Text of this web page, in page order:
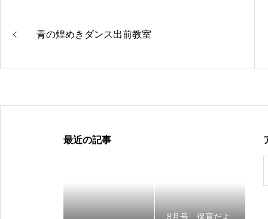
青の煌めきダンス出前教室
最近の記事
8月号 保育だよ